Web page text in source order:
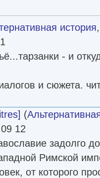
история
- и
и сюжета.
(
12
задолго
Римской
от которого